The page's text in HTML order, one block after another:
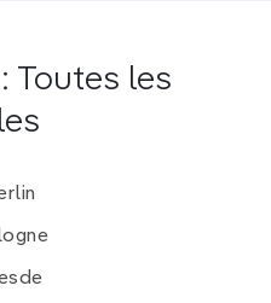
Toutes les